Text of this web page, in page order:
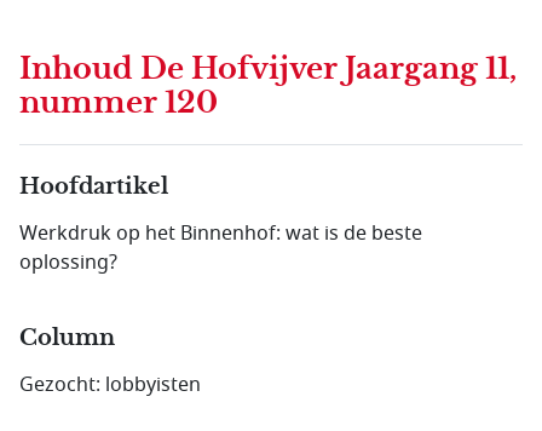
Inhoud De Hofvijver Jaargang 11,
nummer 120
Hoofdartikel
Werkdruk op het Binnenhof: wat is de beste
oplossing?
Column
Gezocht: lobbyisten